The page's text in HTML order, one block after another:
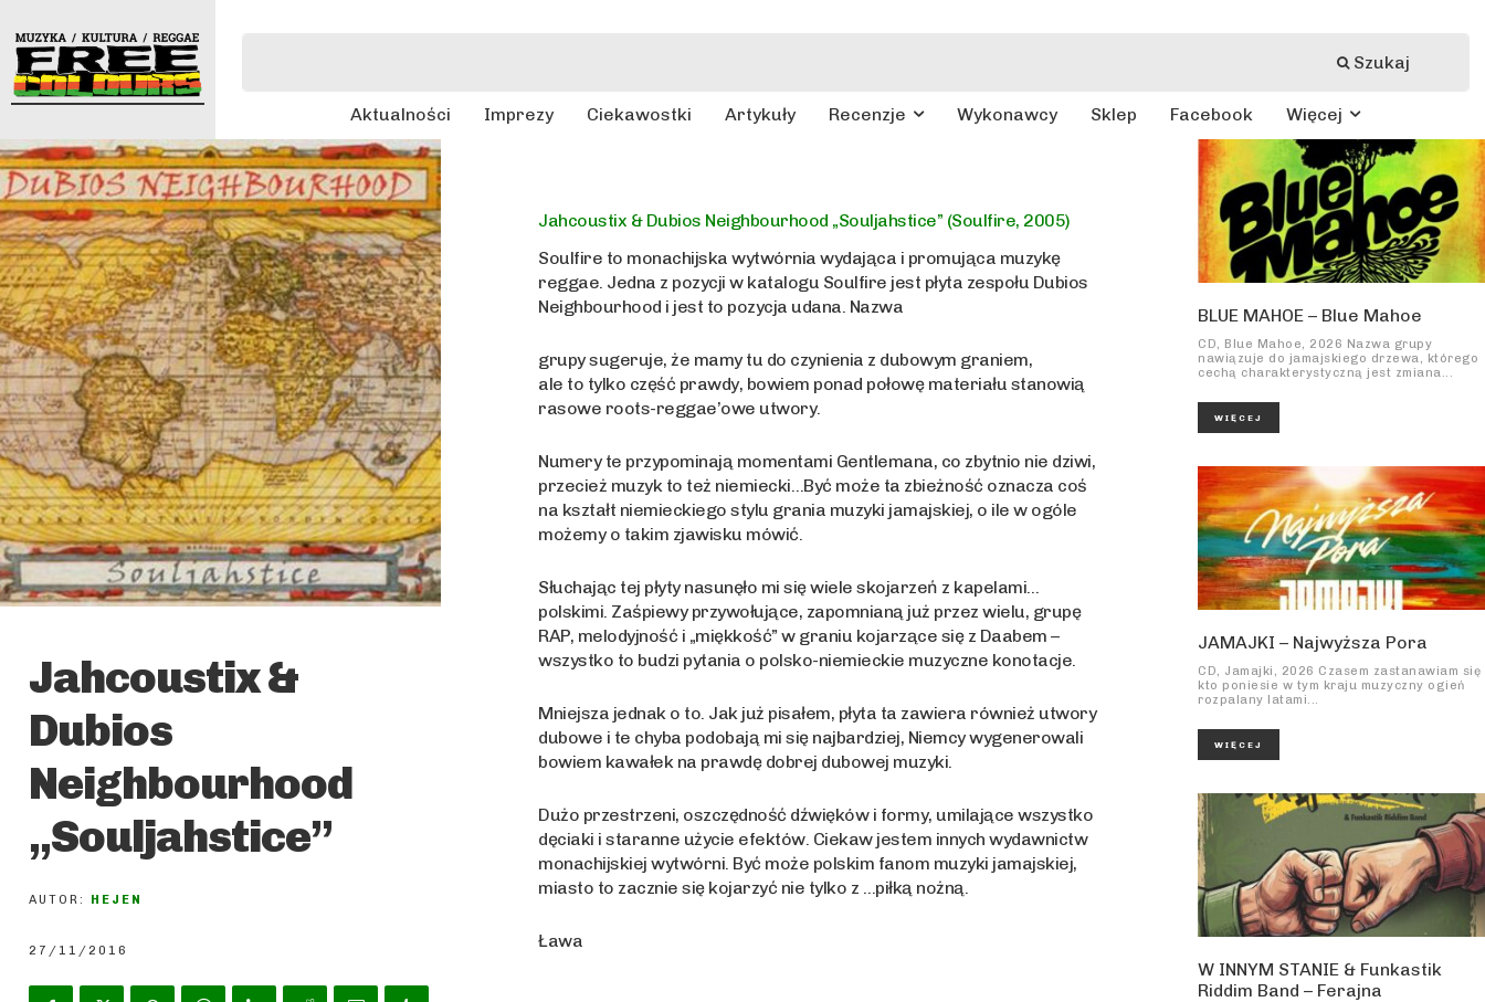
Szukaj
Aktualności Imprezy Ciekawostki Artykuły Recenzje Wykonawcy Sklep Facebook Więcej
Jahcoustix &
Dubios
Neighbourhood
„Souljahstice”
AUTOR: HEJEN
27/11/2016
Jahcoustix & Dubios Neighbourhood „Souljahstice” (Soulfire, 2005)
Soulfire to monachijska wytwórnia wydająca i promująca muzykę
reggae. Jedna z pozycji w katalogu Soulfire jest płyta zespołu Dubios
Neighbourhood i jest to pozycja udana. Nazwa
grupy sugeruje, że mamy tu do czynienia z dubowym graniem,
ale to tylko część prawdy, bowiem ponad połowę materiału stanowią
rasowe roots-reggae’owe utwory.
Numery te przypominają momentami Gentlemana, co zbytnio nie dziwi,
przecież muzyk to też niemiecki…Być może ta zbieżność oznacza coś
na kształt niemieckiego stylu grania muzyki jamajskiej, o ile w ogóle
możemy o takim zjawisku mówić.
Słuchając tej płyty nasunęło mi się wiele skojarzeń z kapelami…
polskimi. Zaśpiewy przywołujące, zapomnianą już przez wielu, grupę
RAP, melodyjność i „miękkość” w graniu kojarzące się z Daabem –
wszystko to budzi pytania o polsko-niemieckie muzyczne konotacje.
Mniejsza jednak o to. Jak już pisałem, płyta ta zawiera również utwory
dubowe i te chyba podobają mi się najbardziej, Niemcy wygenerowali
bowiem kawałek na prawdę dobrej dubowej muzyki.
Dużo przestrzeni, oszczędność dźwięków i formy, umilające wszystko
dęciaki i staranne użycie efektów. Ciekaw jestem innych wydawnictw
monachijskiej wytwórni. Być może polskim fanom muzyki jamajskiej,
miasto to zacznie się kojarzyć nie tylko z …piłką nożną.
Ława
BLUE MAHOE – Blue Mahoe
CD, Blue Mahoe, 2026 Nazwa grupy
nawiązuje do jamajskiego drzewa, którego
cechą charakterystyczną jest zmiana...
WIĘCEJ
JAMAJKI – Najwyższa Pora
CD, Jamajki, 2026 Czasem zastanawiam się
kto poniesie w tym kraju muzyczny ogień
rozpalany latami...
WIĘCEJ
W INNYM STANIE & Funkastik
Riddim Band – Ferajna